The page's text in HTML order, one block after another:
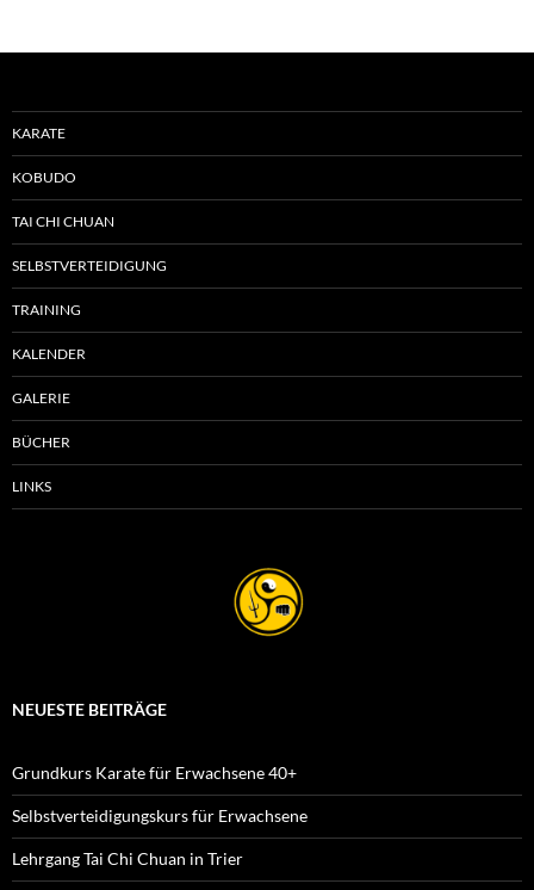
KARATE
KOBUDO
TAI CHI CHUAN
SELBSTVERTEIDIGUNG
TRAINING
KALENDER
GALERIE
BÜCHER
LINKS
NEUESTE BEITRÄGE
Grundkurs Karate für Erwachsene 40+
Selbstverteidigungskurs für Erwachsene
Lehrgang Tai Chi Chuan in Trier